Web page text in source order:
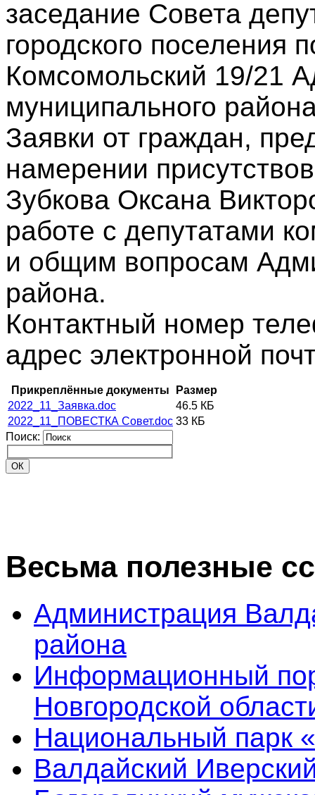
заседание Совета
городского поселения
Комсомольский 19/21
муниципального
Заявки от граждан,
намерении
Зубкова Оксана
работе с депутатами
и общим вопросам
района.
Контактный номер
адрес электронной
Прикреплённые документы
Размер
2022_11_Заявка.doc
46.5 КБ
2022_11_ПОВЕСТКА Совет.doc 33 КБ
Поиск:
Весьма полезные
Администрация
района
Информационный
Новгородской
Национальный парк
Валдайский